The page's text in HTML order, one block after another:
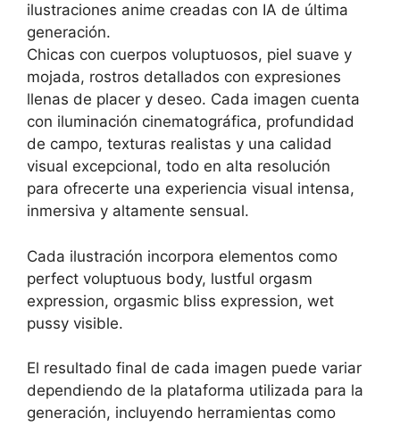
ilustraciones anime creadas con IA de última
generación.
Chicas con cuerpos voluptuosos, piel suave y
mojada, rostros detallados con expresiones
llenas de placer y deseo. Cada imagen cuenta
con iluminación cinematográfica, profundidad
de campo, texturas realistas y una calidad
visual excepcional, todo en alta resolución
para ofrecerte una experiencia visual intensa,
inmersiva y altamente sensual.
Cada ilustración incorpora elementos como
perfect voluptuous body, lustful orgasm
expression, orgasmic bliss expression, wet
pussy visible.
El resultado final de cada imagen puede variar
dependiendo de la plataforma utilizada para la
generación, incluyendo herramientas como